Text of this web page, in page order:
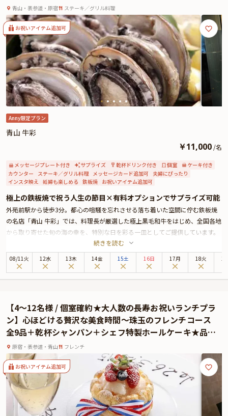
本プランで、ご家族の絆が深まる心温まるひとときをお過ごしください。
青山・表参道・原宿 ステーキ／グリル料理
お祝いアイテム追加可
Anny限定プラン
青山 牛彩
￥11,000 /名
メッセージプレート付き サプライズ 乾杯ドリンク付き 個室
ケーキ付き
カウンター
ステーキ／グリル料理 メッセージカード追加可 夫婦にぴったり
インスタ映え 妊婦も楽しめる 鉄板焼 お祝いアイテム追加可
極上の鉄板焼で祝う人生の節目×有料オプションでサプライズ可能
外苑前駅から徒歩3分。都心の喧騒を忘れさせる落ち着いた空間に佇む鉄板焼
の名店「青山 牛彩」では、料理長が厳選した極上黒毛和牛をはじめ、全国各地
から取り寄せた旬の海の幸を、特別な日を彩る一皿としてご提供しています。
本プランは、還暦・古希・喜寿・米寿など、人生の節目を祝う長寿祝いにもふ
さわしい、格式と華やかさを兼ね備えた内容。職人技を間近で楽しめる臨場感
あふれるカウンター席では、香ばしい音や立ち上る湯気とともに五感で味わう
ご用意。濃厚なフォアグラと国産牛ステーキ120gを堪能できる【特別コース】
は、重みあるお祝いにふさわしい王道の一皿。一方、鮑の鉄板焼きと国産牛ス
テーキを組み合わせた【SPコース】は、海の恵みも味わいたい方にぴったりで
す。どちらのコースも、記憶に残るお祝いの夜を演出します。
さらに、乾杯ドリンクとメッセージ付きホールケーキもご用意。ご家族の感謝
や祝福の想いを込めたひとときが、より特別な思い出として心に残ることでし
ょう。
鉄板焼のライブ感とともに、長寿を迎える大切な方へ、感謝と敬意を伝える上
質なひとときをお楽しみください。
★本プランでは有料オプションで、ご長寿のお祝いにぴったりな花束・ギフ
続きを読む
08/11火 12水 13木 14金 15土 16日 17月 18火
【4〜12名様 / 個室確約★大人数の長寿お祝いランチプラ
ン】心ほどける贅沢な美食時間〜珠玉のフレンチコース
全9品＋乾杯シャンパン＋シェフ特製ホールケーキ★品格
とぬくもりに満ちた一軒家レストラン〜表参道駅徒歩1分
原宿・表参道・青山 フレンチ
お祝いアイテム追加可